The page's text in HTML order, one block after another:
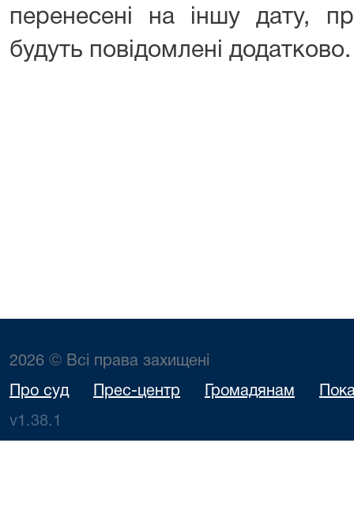
перенесені на іншу дату,
будуть повідомлені додатково.
2026 © Всі права захищені
Про суд Прес-центр Громадянам
v1.38.1